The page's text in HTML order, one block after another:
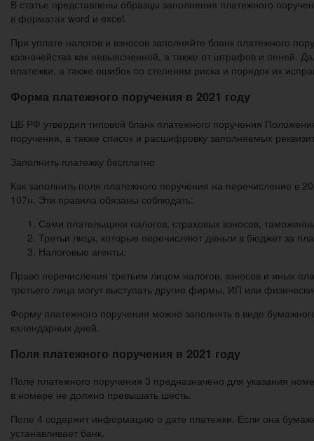
В статье представлены образцы заполнения платежного
в форматах word и excel.
При уплате налогов и взносов заполняйте бланк платежного
казначейства как невыясненной, а также от штрафов и пеней.
платежки, а также ошибок по степеням риска и порядок их
Форма платежного поручения в 2021 году
ЦБ РФ утвердил типовой бланк платежного поручения
поручения, а также список и расшифровку заполняемых
Заполнить платежку бесплатно
Как заполнить поля платежного поручения на перечисление в
107н. Эти правила обязаны соблюдать:
Сами плательщики налогов, страховых взносов,
Третьи лица, которые перечисляют деньги в бюджет за
Налоговые агенты.
Право перечисления третьим лицом налогов, взносов и иных
третьего лица могут выступать другие фирмы, ИП или
Форму платежного поручения можно заполнять в виде
календарных дней.
Поля платежного поручения в 2021 году
Поле платежного поручения 3 предназначено для указания
в номере не должно превышать шесть.
Поле 4 содержит информацию о дате платежки. Если она
устанавливает банк.